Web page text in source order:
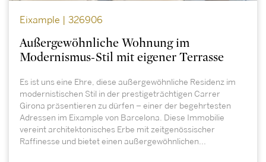
Eixample | 326906
Außergewöhnliche Wohnung im
Modernismus-Stil mit eigener Terrasse
Es ist uns eine Ehre, diese außergewöhnliche Residenz im
modernistischen Stil in der prestigeträchtigen Carrer
Girona präsentieren zu dürfen – einer der begehrtesten
Adressen im Eixample von Barcelona. Diese Immobilie
vereint architektonisches Erbe mit zeitgenössischer
Raffinesse und bietet einen außergewöhnlichen...